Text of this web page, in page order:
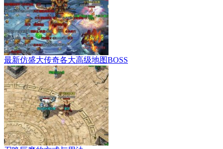
最新仿盛大传奇各大高级地图BOSS